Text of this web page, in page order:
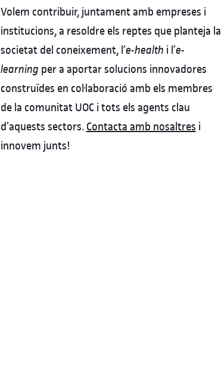
Volem contribuir, juntament amb empreses i
institucions, a resoldre els reptes que planteja la
societat del coneixement, l’e-health i l’e-
learning per a aportar solucions innovadores
construïdes en col·laboració amb els membres
de la comunitat UOC i tots els agents clau
d’aquests sectors. Contacta amb nosaltres i
innovem junts!